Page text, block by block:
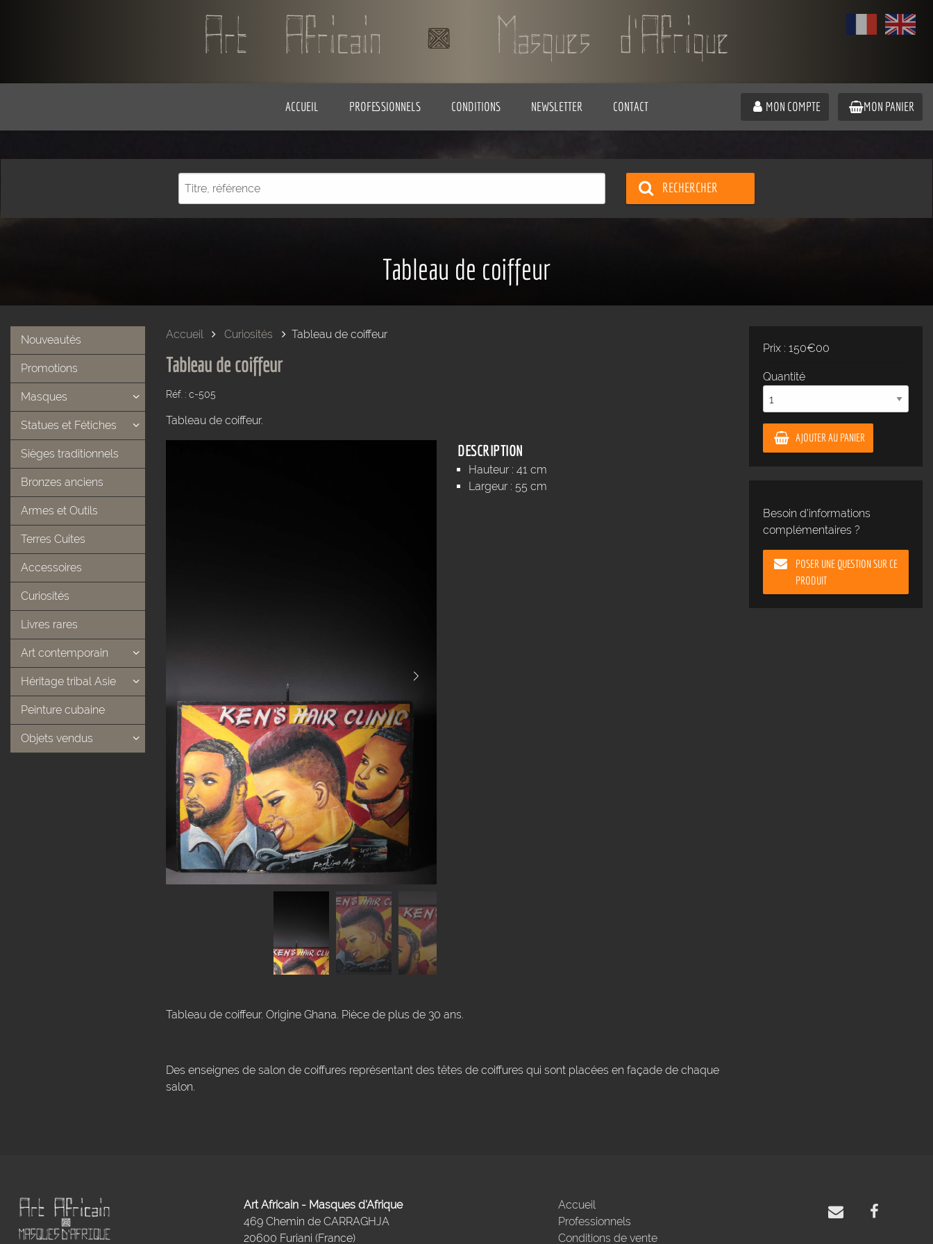
ACCUEIL PROFESSIONNELS CONDITIONS NEWSLETTER CONTACT MON COMPTE MON PANIER
RECHERCHER
Tableau de coiffeur
Nouveautés
Promotions
Masques
Statues et Fétiches
Sièges traditionnels
Bronzes anciens
Armes et Outils
Terres Cuites
Accessoires
Curiosités
Livres rares
Art contemporain
Héritage tribal Asie
Peinture cubaine
Objets vendus
Accueil Curiosités Tableau de coiffeur
Tableau de coiffeur
Réf. : c-505
Tableau de coiffeur.
DESCRIPTION
Hauteur : 41 cm
Largeur : 55 cm
Tableau de coiffeur. Origine Ghana. Pièce de plus de 30 ans.
Des enseignes de salon de coiffures représentant des têtes de coiffures qui sont placées en façade de chaque
salon.
Prix : 150€00
Quantité
AJOUTER AU PANIER
Besoin d'informations
complémentaires ?
POSER UNE QUESTION SUR CE
PRODUIT
Art Africain - Masques d'Afrique
469 Chemin de CARRAGHJA
20600 Furiani (France)
Accueil
Professionnels
Conditions de vente